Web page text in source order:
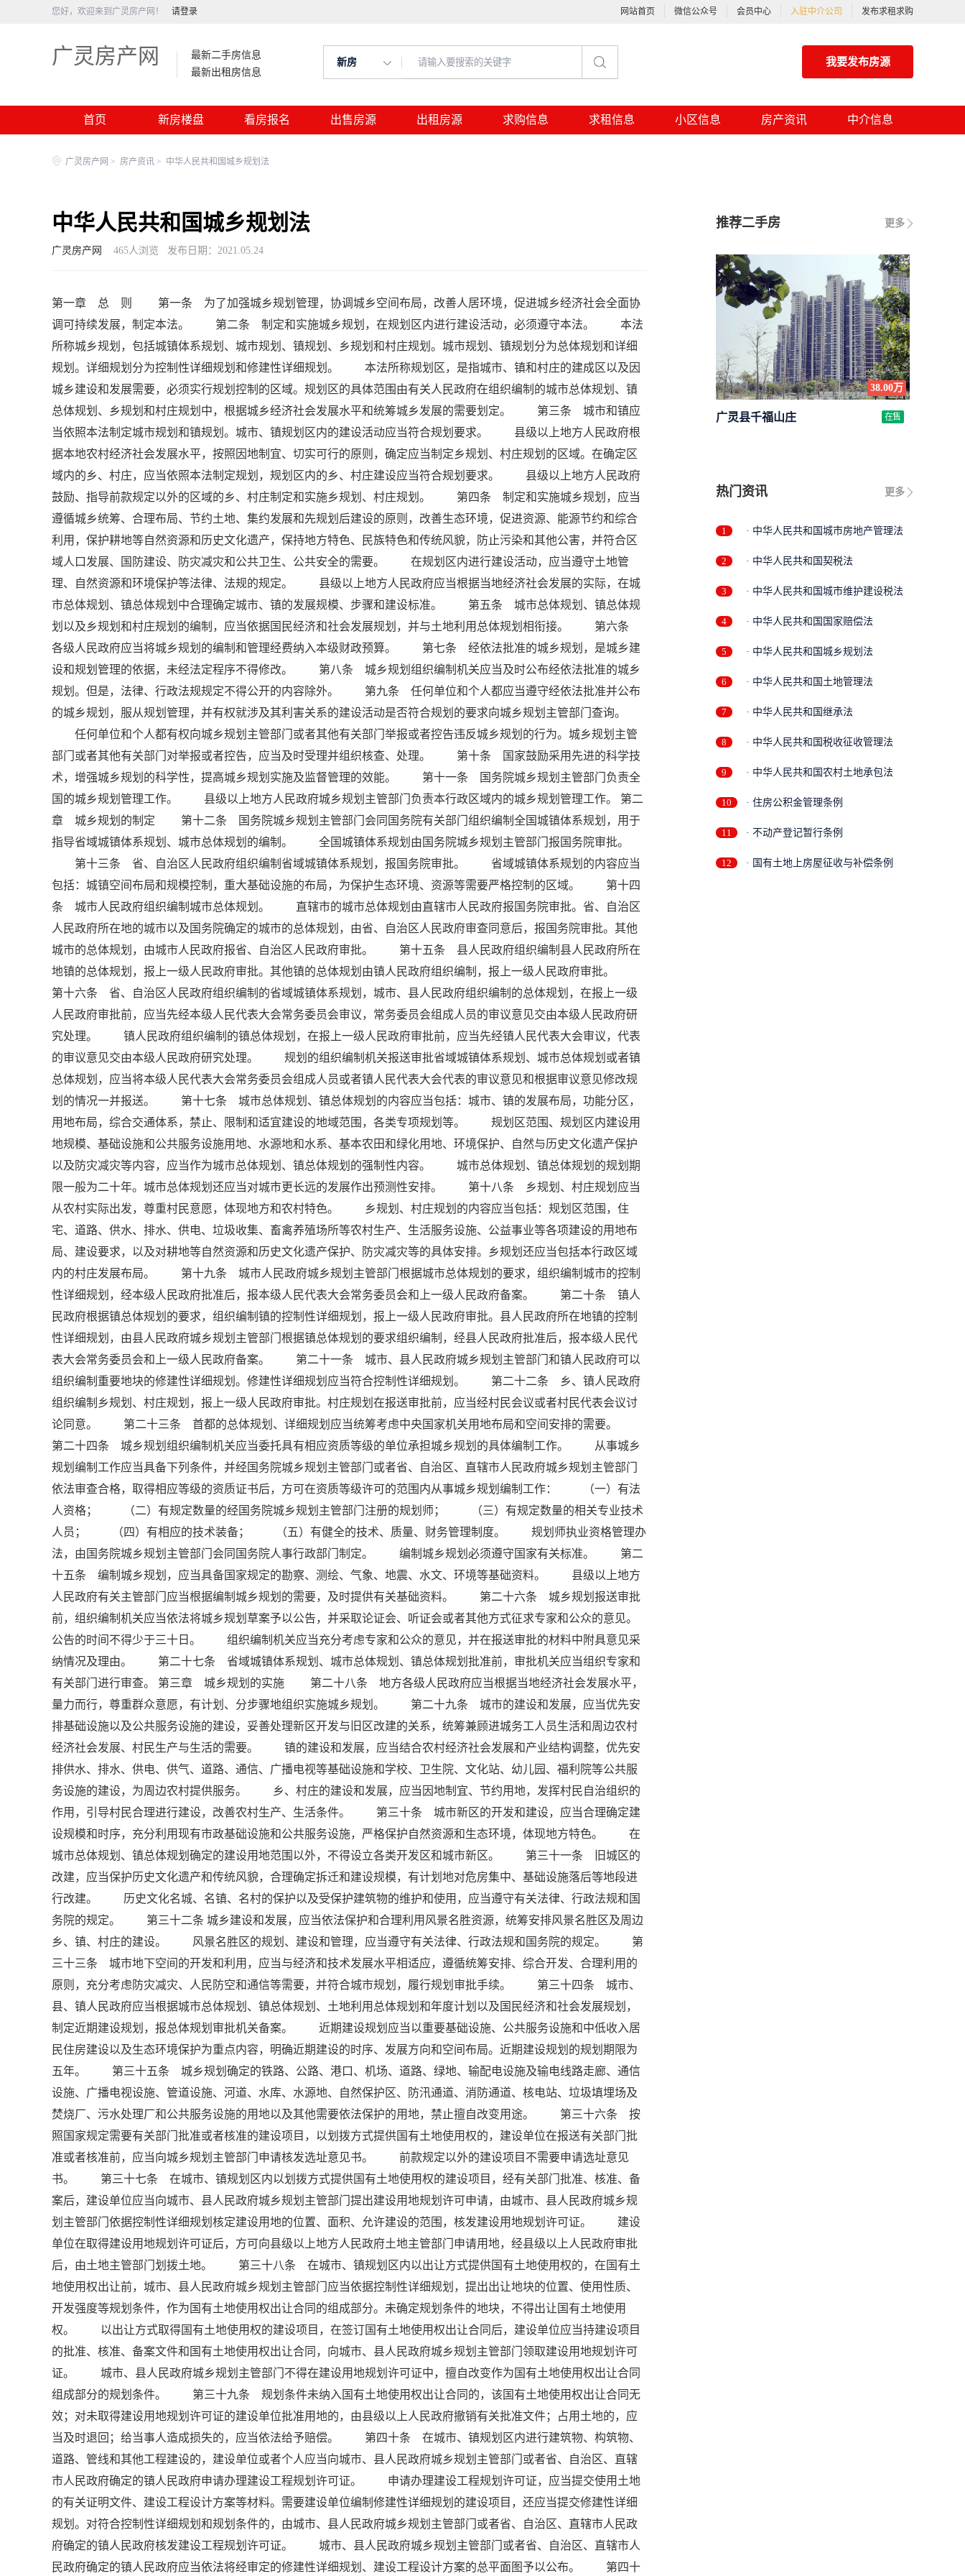
您好，欢迎来到广灵房产网！ 请登录 网站首页 微信公众号 会员中心 入驻中介公司 发布求租求购
广灵房产网
最新二手房信息
最新出租房信息
新房 我要发布房源
首页 新房楼盘 看房报名 出售房源 出租房源 求购信息 求租信息 小区信息 房产资讯 中介信息
广灵房产网 > 房产资讯 > 中华人民共和国城乡规划法
中华人民共和国城乡规划法
广灵房产网 465人浏览 发布日期：2021.05.24
第一章 总 则 第一条 为了加强城乡规划管理，协调城乡空间布局，改善人居环境，促进城乡经济社会全面协
调可持续发展，制定本法。 第二条 制定和实施城乡规划，在规划区内进行建设活动，必须遵守本法。 本法
所称城乡规划，包括城镇体系规划、城市规划、镇规划、乡规划和村庄规划。城市规划、镇规划分为总体规划和详细
规划。详细规划分为控制性详细规划和修建性详细规划。 本法所称规划区，是指城市、镇和村庄的建成区以及因
城乡建设和发展需要，必须实行规划控制的区域。规划区的具体范围由有关人民政府在组织编制的城市总体规划、镇
总体规划、乡规划和村庄规划中，根据城乡经济社会发展水平和统筹城乡发展的需要划定。 第三条 城市和镇应
当依照本法制定城市规划和镇规划。城市、镇规划区内的建设活动应当符合规划要求。 县级以上地方人民政府根
据本地农村经济社会发展水平，按照因地制宜、切实可行的原则，确定应当制定乡规划、村庄规划的区域。在确定区
域内的乡、村庄，应当依照本法制定规划，规划区内的乡、村庄建设应当符合规划要求。 县级以上地方人民政府
鼓励、指导前款规定以外的区域的乡、村庄制定和实施乡规划、村庄规划。 第四条 制定和实施城乡规划，应当
遵循城乡统筹、合理布局、节约土地、集约发展和先规划后建设的原则，改善生态环境，促进资源、能源节约和综合
利用，保护耕地等自然资源和历史文化遗产，保持地方特色、民族特色和传统风貌，防止污染和其他公害，并符合区
域人口发展、国防建设、防灾减灾和公共卫生、公共安全的需要。 在规划区内进行建设活动，应当遵守土地管
理、自然资源和环境保护等法律、法规的规定。 县级以上地方人民政府应当根据当地经济社会发展的实际，在城
市总体规划、镇总体规划中合理确定城市、镇的发展规模、步骤和建设标准。 第五条 城市总体规划、镇总体规
划以及乡规划和村庄规划的编制，应当依据国民经济和社会发展规划，并与土地利用总体规划相衔接。 第六条
各级人民政府应当将城乡规划的编制和管理经费纳入本级财政预算。 第七条 经依法批准的城乡规划，是城乡建
设和规划管理的依据，未经法定程序不得修改。 第八条 城乡规划组织编制机关应当及时公布经依法批准的城乡
规划。但是，法律、行政法规规定不得公开的内容除外。 第九条 任何单位和个人都应当遵守经依法批准并公布
的城乡规划，服从规划管理，并有权就涉及其利害关系的建设活动是否符合规划的要求向城乡规划主管部门查询。
任何单位和个人都有权向城乡规划主管部门或者其他有关部门举报或者控告违反城乡规划的行为。城乡规划主管
部门或者其他有关部门对举报或者控告，应当及时受理并组织核查、处理。 第十条 国家鼓励采用先进的科学技
术，增强城乡规划的科学性，提高城乡规划实施及监督管理的效能。 第十一条 国务院城乡规划主管部门负责全
国的城乡规划管理工作。 县级以上地方人民政府城乡规划主管部门负责本行政区域内的城乡规划管理工作。 第二
章 城乡规划的制定 第十二条 国务院城乡规划主管部门会同国务院有关部门组织编制全国城镇体系规划，用于
指导省域城镇体系规划、城市总体规划的编制。 全国城镇体系规划由国务院城乡规划主管部门报国务院审批。
第十三条 省、自治区人民政府组织编制省域城镇体系规划，报国务院审批。 省域城镇体系规划的内容应当
包括：城镇空间布局和规模控制，重大基础设施的布局，为保护生态环境、资源等需要严格控制的区域。 第十四
条 城市人民政府组织编制城市总体规划。 直辖市的城市总体规划由直辖市人民政府报国务院审批。省、自治区
人民政府所在地的城市以及国务院确定的城市的总体规划，由省、自治区人民政府审查同意后，报国务院审批。其他
城市的总体规划，由城市人民政府报省、自治区人民政府审批。 第十五条 县人民政府组织编制县人民政府所在
地镇的总体规划，报上一级人民政府审批。其他镇的总体规划由镇人民政府组织编制，报上一级人民政府审批。
第十六条 省、自治区人民政府组织编制的省域城镇体系规划，城市、县人民政府组织编制的总体规划，在报上一级
人民政府审批前，应当先经本级人民代表大会常务委员会审议，常务委员会组成人员的审议意见交由本级人民政府研
究处理。 镇人民政府组织编制的镇总体规划，在报上一级人民政府审批前，应当先经镇人民代表大会审议，代表
的审议意见交由本级人民政府研究处理。 规划的组织编制机关报送审批省域城镇体系规划、城市总体规划或者镇
总体规划，应当将本级人民代表大会常务委员会组成人员或者镇人民代表大会代表的审议意见和根据审议意见修改规
划的情况一并报送。 第十七条 城市总体规划、镇总体规划的内容应当包括：城市、镇的发展布局，功能分区，
用地布局，综合交通体系，禁止、限制和适宜建设的地域范围，各类专项规划等。 规划区范围、规划区内建设用
地规模、基础设施和公共服务设施用地、水源地和水系、基本农田和绿化用地、环境保护、自然与历史文化遗产保护
以及防灾减灾等内容，应当作为城市总体规划、镇总体规划的强制性内容。 城市总体规划、镇总体规划的规划期
限一般为二十年。城市总体规划还应当对城市更长远的发展作出预测性安排。 第十八条 乡规划、村庄规划应当
从农村实际出发，尊重村民意愿，体现地方和农村特色。 乡规划、村庄规划的内容应当包括：规划区范围，住
宅、道路、供水、排水、供电、垃圾收集、畜禽养殖场所等农村生产、生活服务设施、公益事业等各项建设的用地布
局、建设要求，以及对耕地等自然资源和历史文化遗产保护、防灾减灾等的具体安排。乡规划还应当包括本行政区域
内的村庄发展布局。 第十九条 城市人民政府城乡规划主管部门根据城市总体规划的要求，组织编制城市的控制
性详细规划，经本级人民政府批准后，报本级人民代表大会常务委员会和上一级人民政府备案。 第二十条 镇人
民政府根据镇总体规划的要求，组织编制镇的控制性详细规划，报上一级人民政府审批。县人民政府所在地镇的控制
性详细规划，由县人民政府城乡规划主管部门根据镇总体规划的要求组织编制，经县人民政府批准后，报本级人民代
表大会常务委员会和上一级人民政府备案。 第二十一条 城市、县人民政府城乡规划主管部门和镇人民政府可以
组织编制重要地块的修建性详细规划。修建性详细规划应当符合控制性详细规划。 第二十二条 乡、镇人民政府
组织编制乡规划、村庄规划，报上一级人民政府审批。村庄规划在报送审批前，应当经村民会议或者村民代表会议讨
论同意。 第二十三条 首都的总体规划、详细规划应当统筹考虑中央国家机关用地布局和空间安排的需要。
第二十四条 城乡规划组织编制机关应当委托具有相应资质等级的单位承担城乡规划的具体编制工作。 从事城乡
规划编制工作应当具备下列条件，并经国务院城乡规划主管部门或者省、自治区、直辖市人民政府城乡规划主管部门
依法审查合格，取得相应等级的资质证书后，方可在资质等级许可的范围内从事城乡规划编制工作： （一）有法
人资格； （二）有规定数量的经国务院城乡规划主管部门注册的规划师； （三）有规定数量的相关专业技术
人员； （四）有相应的技术装备； （五）有健全的技术、质量、财务管理制度。 规划师执业资格管理办
法，由国务院城乡规划主管部门会同国务院人事行政部门制定。 编制城乡规划必须遵守国家有关标准。 第二
十五条 编制城乡规划，应当具备国家规定的勘察、测绘、气象、地震、水文、环境等基础资料。 县级以上地方
人民政府有关主管部门应当根据编制城乡规划的需要，及时提供有关基础资料。 第二十六条 城乡规划报送审批
前，组织编制机关应当依法将城乡规划草案予以公告，并采取论证会、听证会或者其他方式征求专家和公众的意见。
公告的时间不得少于三十日。 组织编制机关应当充分考虑专家和公众的意见，并在报送审批的材料中附具意见采
纳情况及理由。 第二十七条 省域城镇体系规划、城市总体规划、镇总体规划批准前，审批机关应当组织专家和
有关部门进行审查。 第三章 城乡规划的实施 第二十八条 地方各级人民政府应当根据当地经济社会发展水平，
量力而行，尊重群众意愿，有计划、分步骤地组织实施城乡规划。 第二十九条 城市的建设和发展，应当优先安
排基础设施以及公共服务设施的建设，妥善处理新区开发与旧区改建的关系，统筹兼顾进城务工人员生活和周边农村
经济社会发展、村民生产与生活的需要。 镇的建设和发展，应当结合农村经济社会发展和产业结构调整，优先安
排供水、排水、供电、供气、道路、通信、广播电视等基础设施和学校、卫生院、文化站、幼儿园、福利院等公共服
务设施的建设，为周边农村提供服务。 乡、村庄的建设和发展，应当因地制宜、节约用地，发挥村民自治组织的
作用，引导村民合理进行建设，改善农村生产、生活条件。 第三十条 城市新区的开发和建设，应当合理确定建
设规模和时序，充分利用现有市政基础设施和公共服务设施，严格保护自然资源和生态环境，体现地方特色。 在
城市总体规划、镇总体规划确定的建设用地范围以外，不得设立各类开发区和城市新区。 第三十一条 旧城区的
改建，应当保护历史文化遗产和传统风貌，合理确定拆迁和建设规模，有计划地对危房集中、基础设施落后等地段进
行改建。 历史文化名城、名镇、名村的保护以及受保护建筑物的维护和使用，应当遵守有关法律、行政法规和国
务院的规定。 第三十二条 城乡建设和发展，应当依法保护和合理利用风景名胜资源，统筹安排风景名胜区及周边
乡、镇、村庄的建设。 风景名胜区的规划、建设和管理，应当遵守有关法律、行政法规和国务院的规定。 第
三十三条 城市地下空间的开发和利用，应当与经济和技术发展水平相适应，遵循统筹安排、综合开发、合理利用的
原则，充分考虑防灾减灾、人民防空和通信等需要，并符合城市规划，履行规划审批手续。 第三十四条 城市、
县、镇人民政府应当根据城市总体规划、镇总体规划、土地利用总体规划和年度计划以及国民经济和社会发展规划，
制定近期建设规划，报总体规划审批机关备案。 近期建设规划应当以重要基础设施、公共服务设施和中低收入居
民住房建设以及生态环境保护为重点内容，明确近期建设的时序、发展方向和空间布局。近期建设规划的规划期限为
五年。 第三十五条 城乡规划确定的铁路、公路、港口、机场、道路、绿地、输配电设施及输电线路走廊、通信
设施、广播电视设施、管道设施、河道、水库、水源地、自然保护区、防汛通道、消防通道、核电站、垃圾填埋场及
焚烧厂、污水处理厂和公共服务设施的用地以及其他需要依法保护的用地，禁止擅自改变用途。 第三十六条 按
照国家规定需要有关部门批准或者核准的建设项目，以划拨方式提供国有土地使用权的，建设单位在报送有关部门批
准或者核准前，应当向城乡规划主管部门申请核发选址意见书。 前款规定以外的建设项目不需要申请选址意见
书。 第三十七条 在城市、镇规划区内以划拨方式提供国有土地使用权的建设项目，经有关部门批准、核准、备
案后，建设单位应当向城市、县人民政府城乡规划主管部门提出建设用地规划许可申请，由城市、县人民政府城乡规
划主管部门依据控制性详细规划核定建设用地的位置、面积、允许建设的范围，核发建设用地规划许可证。 建设
单位在取得建设用地规划许可证后，方可向县级以上地方人民政府土地主管部门申请用地，经县级以上人民政府审批
后，由土地主管部门划拨土地。 第三十八条 在城市、镇规划区内以出让方式提供国有土地使用权的，在国有土
地使用权出让前，城市、县人民政府城乡规划主管部门应当依据控制性详细规划，提出出让地块的位置、使用性质、
开发强度等规划条件，作为国有土地使用权出让合同的组成部分。未确定规划条件的地块，不得出让国有土地使用
权。 以出让方式取得国有土地使用权的建设项目，在签订国有土地使用权出让合同后，建设单位应当持建设项目
的批准、核准、备案文件和国有土地使用权出让合同，向城市、县人民政府城乡规划主管部门领取建设用地规划许可
证。 城市、县人民政府城乡规划主管部门不得在建设用地规划许可证中，擅自改变作为国有土地使用权出让合同
组成部分的规划条件。 第三十九条 规划条件未纳入国有土地使用权出让合同的，该国有土地使用权出让合同无
效；对未取得建设用地规划许可证的建设单位批准用地的，由县级以上人民政府撤销有关批准文件；占用土地的，应
当及时退回；给当事人造成损失的，应当依法给予赔偿。 第四十条 在城市、镇规划区内进行建筑物、构筑物、
道路、管线和其他工程建设的，建设单位或者个人应当向城市、县人民政府城乡规划主管部门或者省、自治区、直辖
市人民政府确定的镇人民政府申请办理建设工程规划许可证。 申请办理建设工程规划许可证，应当提交使用土地
的有关证明文件、建设工程设计方案等材料。需要建设单位编制修建性详细规划的建设项目，还应当提交修建性详细
规划。对符合控制性详细规划和规划条件的，由城市、县人民政府城乡规划主管部门或者省、自治区、直辖市人民政
府确定的镇人民政府核发建设工程规划许可证。 城市、县人民政府城乡规划主管部门或者省、自治区、直辖市人
民政府确定的镇人民政府应当依法将经审定的修建性详细规划、建设工程设计方案的总平面图予以公布。 第四十
更多
推荐二手房
38.00万
广灵县千福山庄 在售
更多
热门资讯
1 · 中华人民共和国城市房地产管理法
2 · 中华人民共和国契税法
3 · 中华人民共和国城市维护建设税法
4 · 中华人民共和国国家赔偿法
5 · 中华人民共和国城乡规划法
6 · 中华人民共和国土地管理法
7 · 中华人民共和国继承法
8 · 中华人民共和国税收征收管理法
9 · 中华人民共和国农村土地承包法
10 · 住房公积金管理条例
11 · 不动产登记暂行条例
12 · 国有土地上房屋征收与补偿条例